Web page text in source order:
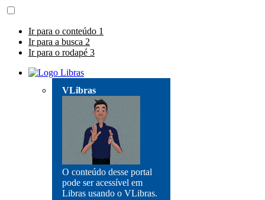
Ir para o conteúdo 1
Ir para a busca 2
Ir para o rodapé 3
VLibras
O conteúdo desse portal
pode ser acessível em
Libras usando o VLibras.